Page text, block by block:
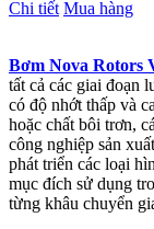
Chi tiết Mua hàng
Bơm Nova Rotors
tất cả các giai đoạn
có độ nhớt thấp và
hoặc chất bôi trơn,
công nghiệp sản
phát triển các loại
mục đích sử dụng
từng khâu chuyển